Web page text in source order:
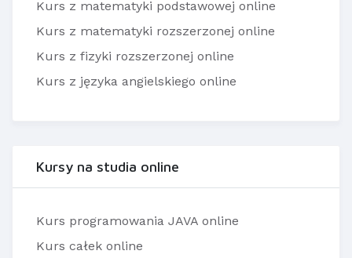
Kurs z matematyki podstawowej online
Kurs z matematyki rozszerzonej online
Kurs z fizyki rozszerzonej online
Kurs z języka angielskiego online
Kursy na studia online
Kurs programowania JAVA online
Kurs całek online